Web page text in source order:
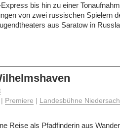
bis hin zu einer
von zwei russischen Spielern
aus Saratow in
Premiere
Landesbühne
Reise als Pfadfinderin aus